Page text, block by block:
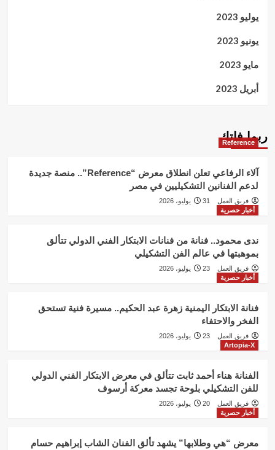
يوليو 2023
يونيو 2023
مايو 2023
أبريل 2023
ربما فاتك
Reference
آلاء الرفاعي تعلن انطلاق معرض “Reference”.. منصة جديدة
لدعم الفنانين التشكيليين في مصر
فريق العمل
31 يوليو، 2026
أخبار حصرية
ندى محمود.. فنانة من فنانات الابتكار الفني الدولي تتألق
بموهبتها في عالم الفن التشكيلي
فريق العمل
23 يوليو، 2026
أخبار حصرية
فنانة الابتكار اليمنية زهرة عبد الحكيم.. مسيرة فنية تستحق
الفخر والاحتفاء
فريق العمل
23 يوليو، 2026
Artopia-X
الفنانة هناء أحمد ثابت تتألق في معرض الابتكار الفني الدولي
للفن التشكيلي بلوحة تجسد معركة أرسوف
فريق العمل
20 يوليو، 2026
أخبار حصرية
معرض “هي وطلابها” يشهد تألق الفنان الشاب إبراهيم حسام